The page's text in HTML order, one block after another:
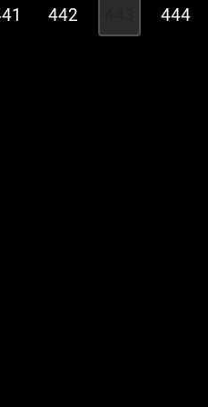
442 444